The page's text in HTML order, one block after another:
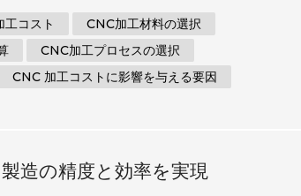
あっても、この記事は貴重な洞察とテクニックを
を利用して、複雑で精密なコンポーネントの作成
プロセスです。これは製造業界に革命をもたらし
工コスト
CNC加工材料の選択
CNC加工プロセスの選択
CNC 加工コストに影響を与える要因
造の精度と効率を実現